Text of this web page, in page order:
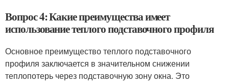
Вопрос 4: Какие преимущества имеет
использование теплого подставочного профиля
Основное преимущество теплого подставочного
профиля заключается в значительном снижении
теплопотерь через подставочную зону окна. Это